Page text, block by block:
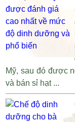
Mỹ, sau đó được
và bán sỉ hạt ...